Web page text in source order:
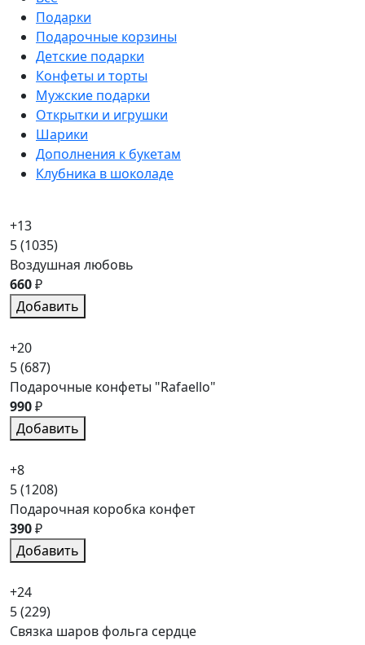
Подарки
Подарочные корзины
Детские подарки
Конфеты и торты
Мужские подарки
Открытки и игрушки
Шарики
Дополнения к букетам
Клубника в шоколаде
+13
5(1035)
Воздушная любовь
660₽
Добавить
+20
5(687)
Подарочные конфеты "Rafaello"
990₽
Добавить
+8
5(1208)
Подарочная коробка конфет
390₽
Добавить
+24
5(229)
Связка шаров фольга сердце